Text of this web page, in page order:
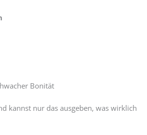
Bonität
kannst nur das ausgeben, was wirklich